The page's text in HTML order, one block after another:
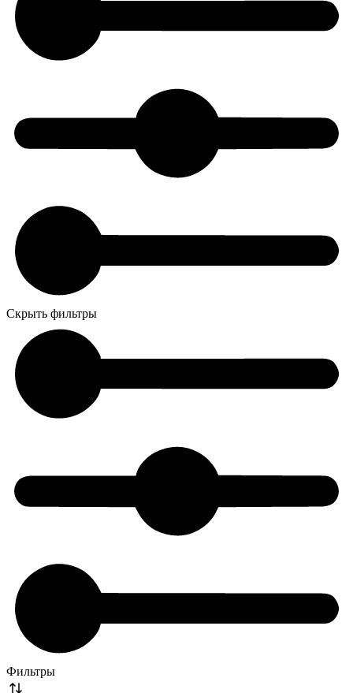
Скрыть фильтры
Фильтры